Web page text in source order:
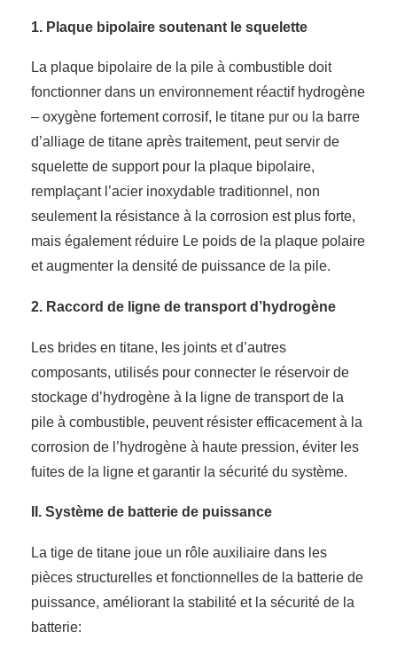
1. Plaque bipolaire soutenant le squelette
La plaque bipolaire de la pile à combustible doit
fonctionner dans un environnement réactif hydrogène
– oxygène fortement corrosif, le titane pur ou la barre
d’alliage de titane après traitement, peut servir de
squelette de support pour la plaque bipolaire,
remplaçant l’acier inoxydable traditionnel, non
seulement la résistance à la corrosion est plus forte,
mais également réduire Le poids de la plaque polaire
et augmenter la densité de puissance de la pile.
2. Raccord de ligne de transport d’hydrogène
Les brides en titane, les joints et d’autres
composants, utilisés pour connecter le réservoir de
stockage d’hydrogène à la ligne de transport de la
pile à combustible, peuvent résister efficacement à la
corrosion de l’hydrogène à haute pression, éviter les
fuites de la ligne et garantir la sécurité du système.
II. Système de batterie de puissance
La tige de titane joue un rôle auxiliaire dans les
pièces structurelles et fonctionnelles de la batterie de
puissance, améliorant la stabilité et la sécurité de la
batterie: